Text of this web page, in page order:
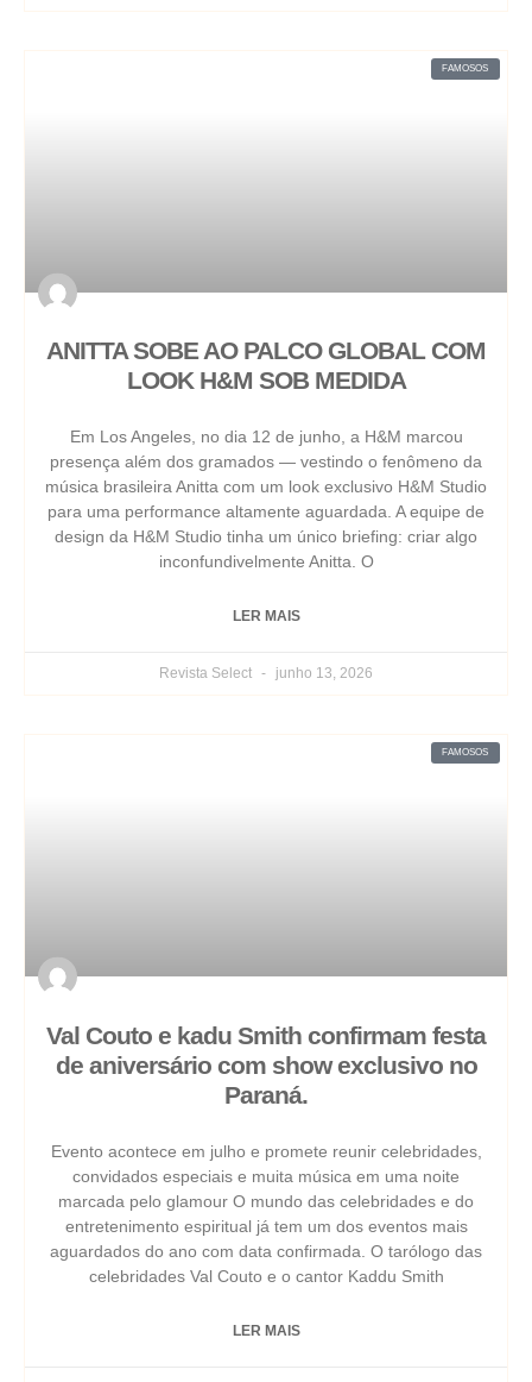
FAMOSOS
ANITTA SOBE AO PALCO GLOBAL COM
LOOK H&M SOB MEDIDA
Em Los Angeles, no dia 12 de junho, a H&M marcou
presença além dos gramados — vestindo o fenômeno da
música brasileira Anitta com um look exclusivo H&M Studio
para uma performance altamente aguardada. A equipe de
design da H&M Studio tinha um único briefing: criar algo
inconfundivelmente Anitta. O
LER MAIS
Revista Select junho 13, 2026
FAMOSOS
Val Couto e kadu Smith confirmam festa
de aniversário com show exclusivo no
Paraná.
Evento acontece em julho e promete reunir celebridades,
convidados especiais e muita música em uma noite
marcada pelo glamour O mundo das celebridades e do
entretenimento espiritual já tem um dos eventos mais
aguardados do ano com data confirmada. O tarólogo das
celebridades Val Couto e o cantor Kaddu Smith
LER MAIS